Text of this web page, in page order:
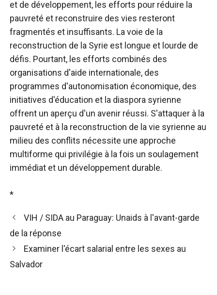
et de développement, les efforts pour réduire la
pauvreté et reconstruire des vies resteront
fragmentés et insuffisants. La voie de la
reconstruction de la Syrie est longue et lourde de
défis. Pourtant, les efforts combinés des
organisations d'aide internationale, des
programmes d'autonomisation économique, des
initiatives d'éducation et la diaspora syrienne
offrent un aperçu d'un avenir réussi. S'attaquer à la
pauvreté et à la reconstruction de la vie syrienne au
milieu des conflits nécessite une approche
multiforme qui privilégie à la fois un soulagement
immédiat et un développement durable.
*
VIH / SIDA au Paraguay: Unaids à l'avant-garde
de la réponse
Examiner l'écart salarial entre les sexes au
Salvador